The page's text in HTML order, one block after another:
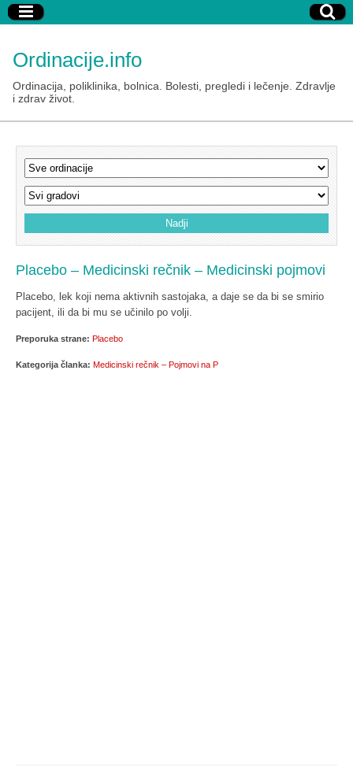
Ordinacije.info
Ordinacija, poliklinika, bolnica. Bolesti, pregledi i lečenje. Zdravlje
i zdrav život.
Placebo – Medicinski rečnik – Medicinski pojmovi
Placebo, lek koji nema aktivnih sastojaka, a daje se da bi se smirio
pacijent, ili da bi mu se učinilo po volji.
Preporuka strane: Placebo
Kategorija članka: Medicinski rečnik – Pojmovi na P